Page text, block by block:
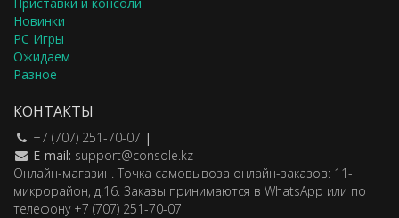
Новинки
PC Игры
Ожидаем
Разное
КОНТАКТЫ
+7 (707) 251-70-07 |
E-mail: support@console.kz
Онлайн-магазин. Точка самовывоза онлайн-заказов: 11-
микрорайон, д.16. Заказы принимаются в WhatsApp или по
телефону +7 (707) 251-70-07